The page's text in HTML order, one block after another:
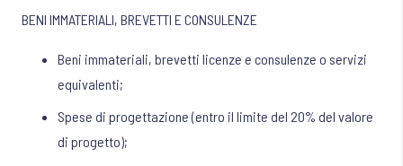
BENI IMMATERIALI, BREVETTI E CONSULENZE
Beni immateriali, brevetti licenze e consulenze o servizi
equivalenti;
Spese di progettazione (entro il limite del 20% del valore
di progetto);